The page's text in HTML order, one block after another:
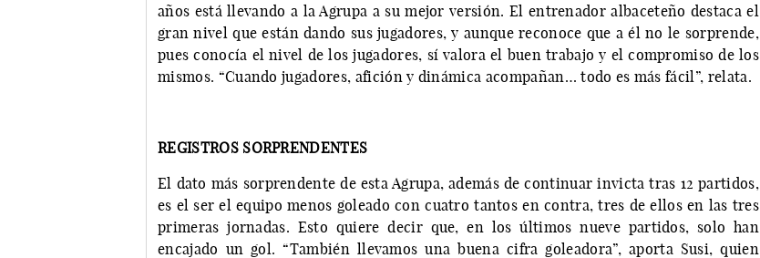
años está llevando a la Agrupa a su mejor versión. El entrenador albaceteño destaca el
gran nivel que están dando sus jugadores, y aunque reconoce que a él no le sorprende,
pues conocía el nivel de los jugadores, sí valora el buen trabajo y el compromiso de los
mismos. “Cuando jugadores, afición y dinámica acompañan… todo es más fácil”, relata.
REGISTROS SORPRENDENTES
El dato más sorprendente de esta Agrupa, además de continuar invicta tras 12 partidos,
es el ser el equipo menos goleado con cuatro tantos en contra, tres de ellos en las tres
primeras jornadas. Esto quiere decir que, en los últimos nueve partidos, solo han
encajado un gol. “También llevamos una buena cifra goleadora”, aporta Susi, quien